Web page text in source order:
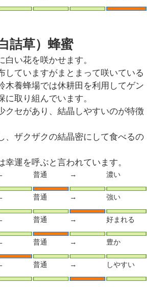
詰草）蜂蜜
い花を咲かせます。
していますがまとまって咲いている
木養蜂場では休耕田を利用してゲン
取り組んでいます。
クセがあり、結晶しやすいのが特徴
、ザクザクの結晶密にして食べるの
幸運を呼ぶと言われています。
普通 → 濃い
普通 → 強い
普通 → 好まれる
普通 → 豊か
普通 → しやすい